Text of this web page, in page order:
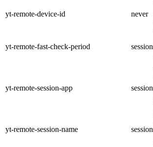
yt-remote-device-id never
yt-remote-fast-check-period session
yt-remote-session-app session
yt-remote-session-name session